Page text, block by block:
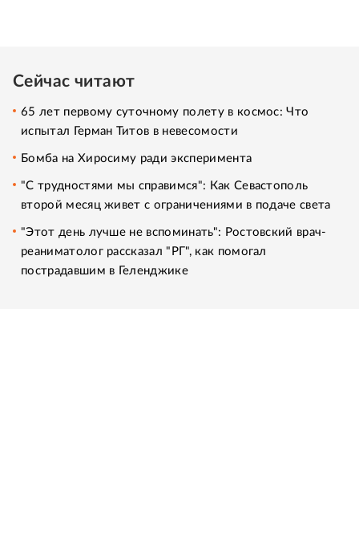
Сейчас читают
65 лет первому суточному полету в космос: Что
испытал Герман Титов в невесомости
Бомба на Хиросиму ради эксперимента
"С трудностями мы справимся": Как Севастополь
второй месяц живет с ограничениями в подаче света
"Этот день лучше не вспоминать": Ростовский врач-
реаниматолог рассказал "РГ", как помогал
пострадавшим в Геленджике